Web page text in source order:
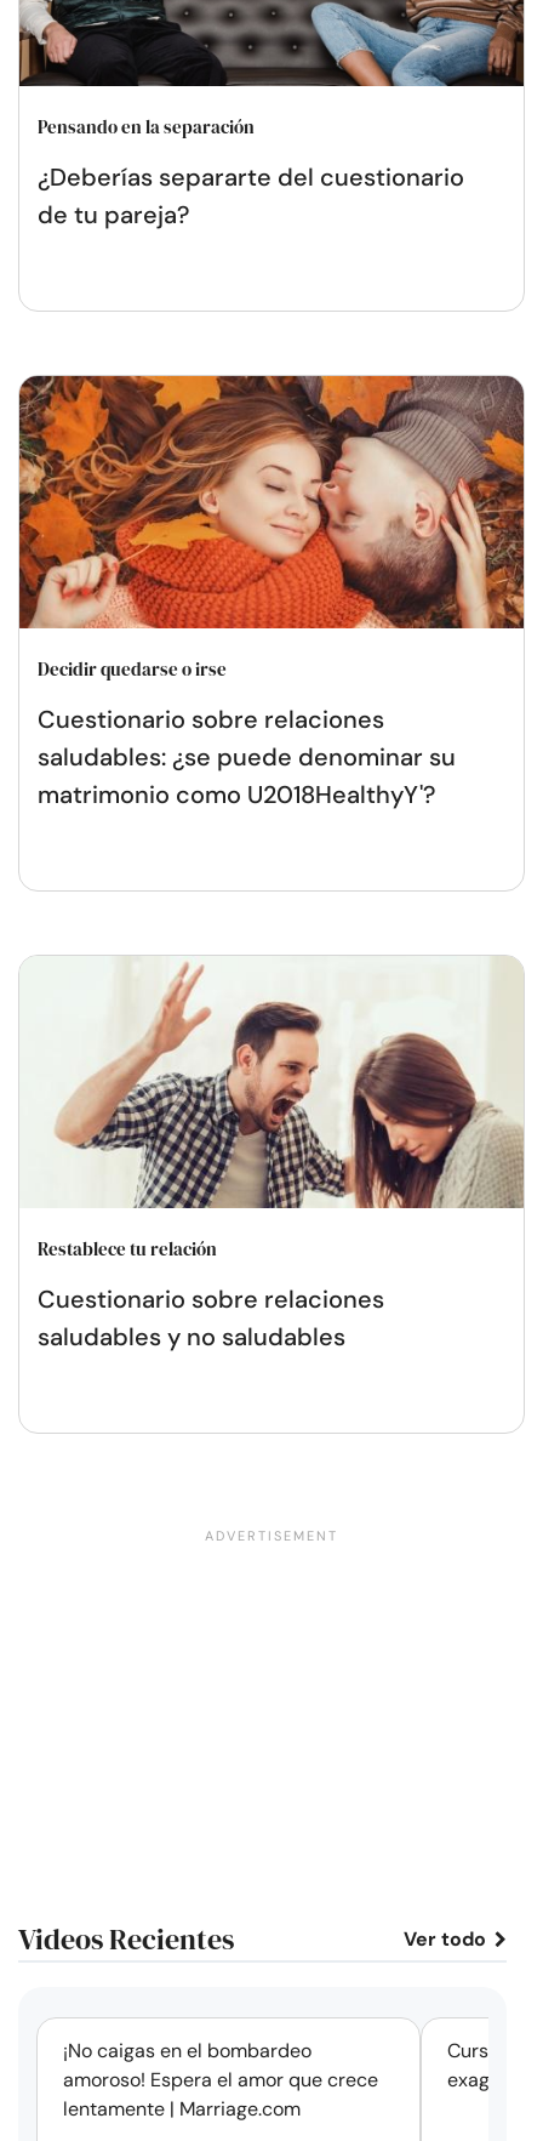
Pensando en la separación
¿Deberías separarte del cuestionario
de tu pareja?
Decidir quedarse o irse
Cuestionario sobre relaciones
saludables: ¿se puede denominar su
matrimonio como U2018HealthyY'?
Restablece tu relación
Cuestionario sobre relaciones
saludables y no saludables
Videos Recientes Ver todo
¡No caigas en el bombardeo
amoroso! Espera el amor que crece
lentamente | Marriage.com
Cursos